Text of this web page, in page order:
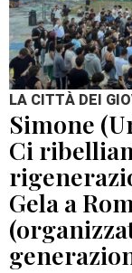
LA CITTÀ DEI
Simone
Ci
Gela a